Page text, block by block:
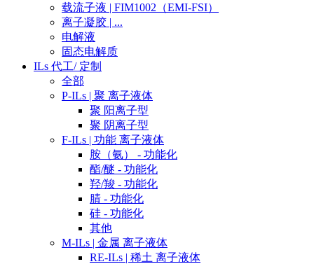
载流子液 | FIM1002（EMI-FSI）
离子凝胶 | ...
电解液
固态电解质
ILs 代工/ 定制
全部
P-ILs | 聚 离子液体
聚 阳离子型
聚 阴离子型
F-ILs | 功能 离子液体
胺（氨） - 功能化
酯/醚 - 功能化
羟/羧 - 功能化
腈 - 功能化
硅 - 功能化
其他
M-ILs | 金属 离子液体
RE-ILs | 稀土 离子液体